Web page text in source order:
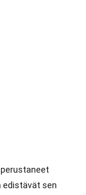
edistävät sen